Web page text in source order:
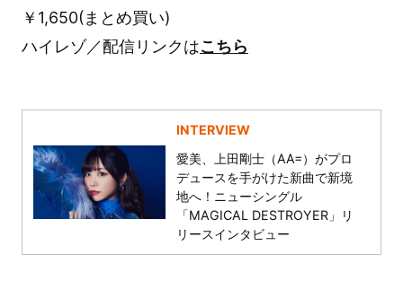
￥1,650(まとめ買い)
ハイレゾ／配信リンクはこちら
INTERVIEW
愛美、上田剛士（AA=）がプロ
デュースを手がけた新曲で新境
地へ！ニューシングル
「MAGICAL DESTROYER」リ
リースインタビュー